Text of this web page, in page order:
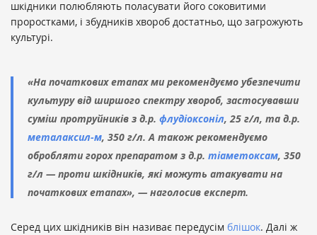
шкідники полюбляють поласувати його соковитими
проростками, і збудників хвороб достатньо, що загрожують
культурі.
«На початкових етапах ми рекомендуємо убезпечити
культуру від ширшого спектру хвороб, застосувавши
суміш протруйників з д.р. флудіоксоніл, 25 г/л, та д.р.
металаксил-м, 350 г/л. А також рекомендуємо
обробляти горох препаратом з д.р. тіаметоксам, 350
г/л — проти шкідників, які можуть атакувати на
початкових етапах», — наголосив експерт.
Серед цих шкідників він називає передусім блішок. Далі ж